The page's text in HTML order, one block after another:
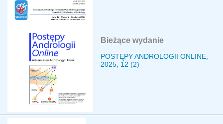
Bieżące wydanie
POSTĘPY ANDROLOGII ONLINE,
2025, 12 (2)